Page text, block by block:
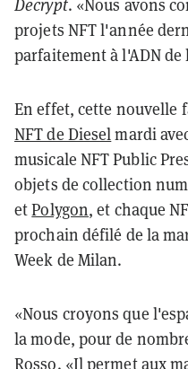
Decrypt. «Nous avons
projets NFT l'année
parfaitement à l'ADN de
En effet, cette nouvelle
NFT de Dieselmardi
musicale NFT Public
objets de collection
etPolygon, et chaque
prochain défilé de la
Week de Milan.
«Nous croyons que
la mode, pour de
Rosso. «Il permet aux